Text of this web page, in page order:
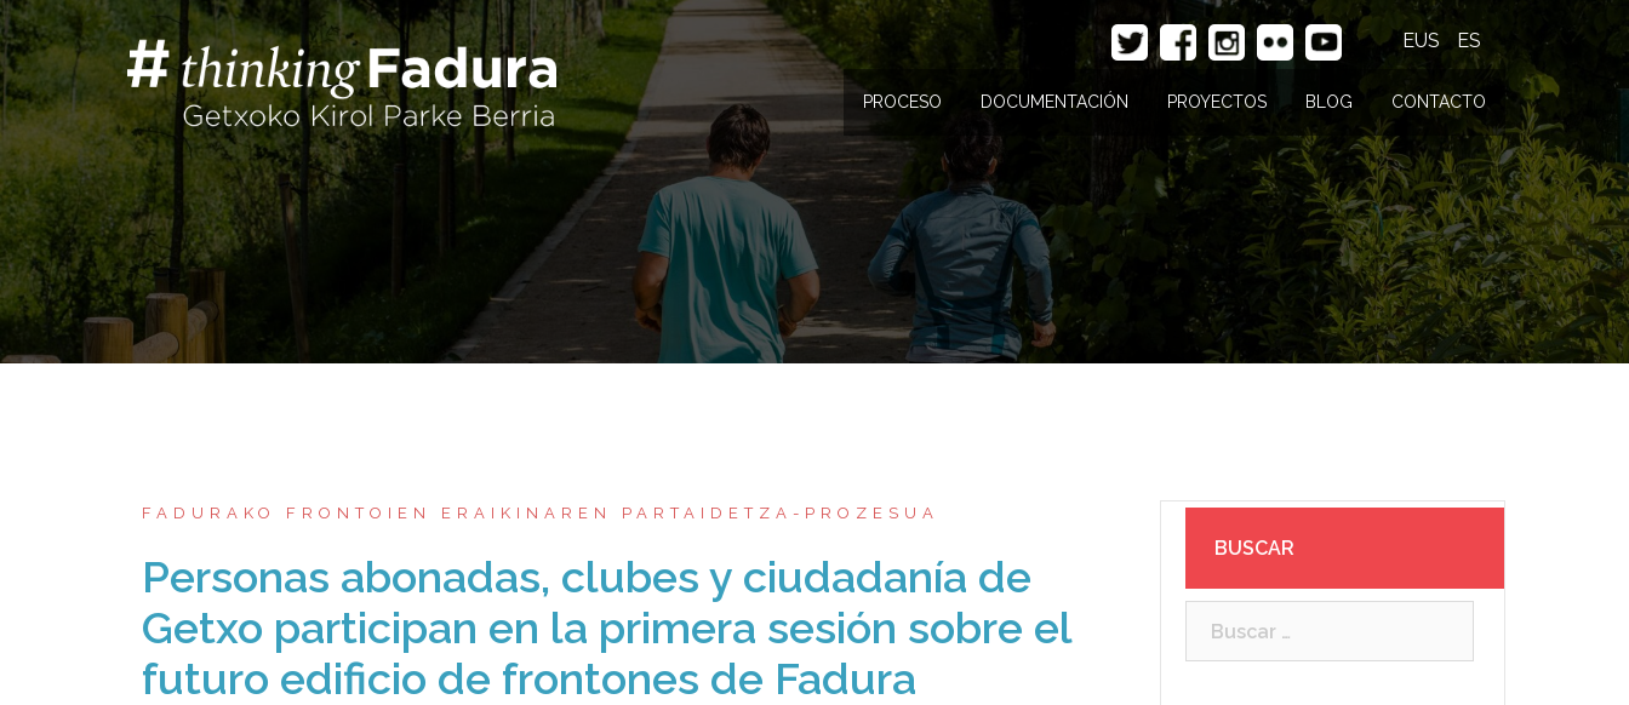
Saltar
al
contenido
EUS ES
PROCESO DOCUMENTACIÓN PROYECTOS BLOG CONTACTO
FADURAKO FRONTOIEN ERAIKINAREN PARTAIDETZA-PROZESUA
Personas abonadas, clubes y ciudadanía de
Getxo participan en la primera sesión sobre el
futuro edificio de frontones de Fadura
BUSCAR